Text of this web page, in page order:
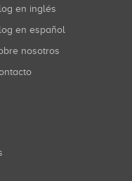
Blog en inglés
Blog en español
nosotros